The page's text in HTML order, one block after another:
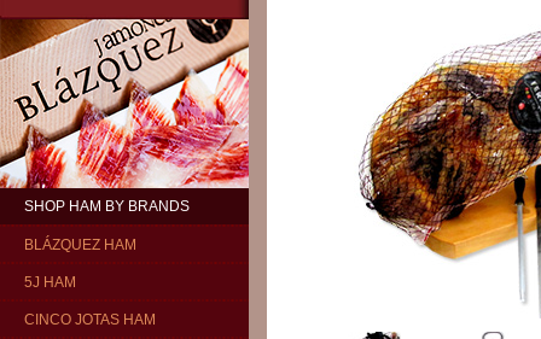
SHOP HAM BY BRANDS
BLÁZQUEZ HAM
5J HAM
CINCO JOTAS HAM